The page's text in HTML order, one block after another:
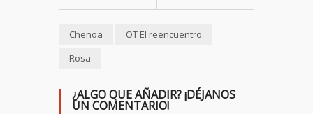
Chenoa
OT El reencuentro
Rosa
¿ALGO QUE AÑADIR? ¡DÉJANOS
UN COMENTARIO!